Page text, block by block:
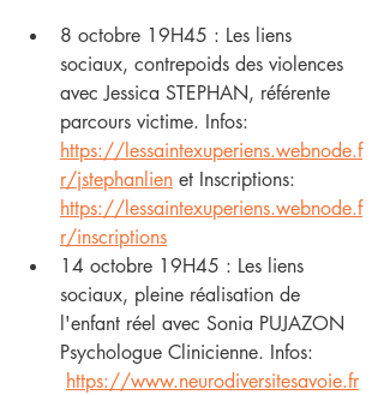
8 octobre 19H45 : Les liens
sociaux, contrepoids des violences
avec Jessica STEPHAN, référente
parcours victime. Infos:
https://lessaintexuperiens.webnode.f
r/jstephanlien et Inscriptions:
https://lessaintexuperiens.webnode.f
r/inscriptions
14 octobre 19H45 : Les liens
sociaux, pleine réalisation de
l'enfant réel avec Sonia PUJAZON
Psychologue Clinicienne. Infos:
https://www.neurodiversitesavoie.fr